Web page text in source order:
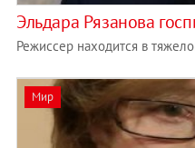
Эльдара Рязанова
Режиссер находится в
Мир